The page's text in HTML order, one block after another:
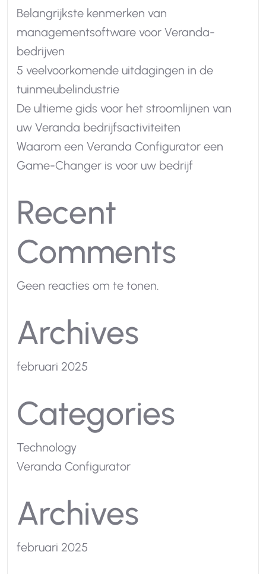
Belangrijkste kenmerken van
managementsoftware voor Veranda-
bedrijven
5 veelvoorkomende uitdagingen in de
tuinmeubelindustrie
De ultieme gids voor het stroomlijnen van
uw Veranda bedrijfsactiviteiten
Waarom een Veranda Configurator een
Game-Changer is voor uw bedrijf
Recent
Comments
Geen reacties om te tonen.
Archives
februari 2025
Categories
Technology
Veranda Configurator
Archives
februari 2025